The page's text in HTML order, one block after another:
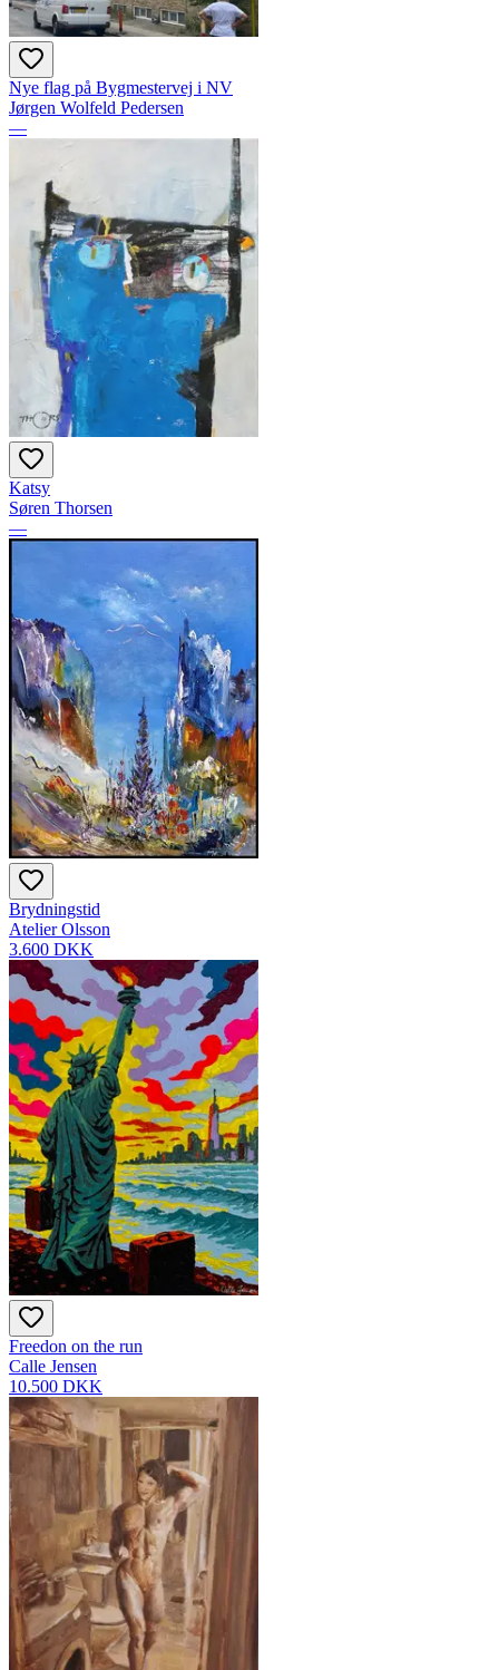
Nye flag på Bygmestervej i NV
Jørgen Wolfeld Pedersen
—
Katsy
Søren Thorsen
—
Brydningstid
Atelier Olsson
3.600 DKK
Freedon on the run
Calle Jensen
10.500 DKK